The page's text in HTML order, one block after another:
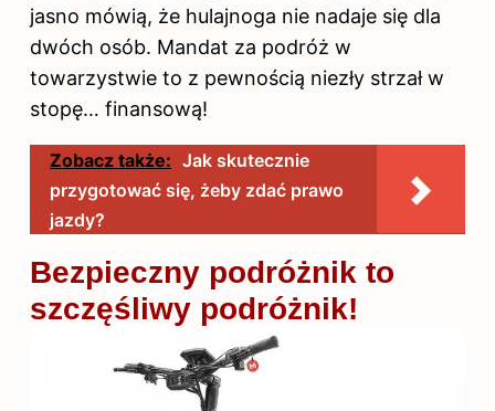
jasno mówią, że hulajnoga nie nadaje się dla
dwóch osób. Mandat za podróż w
towarzystwie to z pewnością niezły strzał w
stopę… finansową!
Zobacz także: Jak skutecznie
przygotować się, żeby zdać prawo
jazdy?
Bezpieczny podróżnik to
szczęśliwy podróżnik!